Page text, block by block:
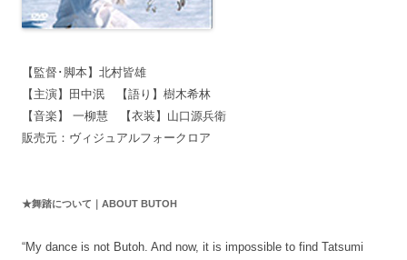
【監督･脚本】北村皆雄
【主演】田中泯 【語り】樹木希林
【音楽】 一柳慧 【衣装】山口源兵衛
販売元：ヴィジュアルフォークロア
★舞踏について｜ABOUT BUTOH
“My dance is not Butoh. And now, it is impossible to find Tatsumi